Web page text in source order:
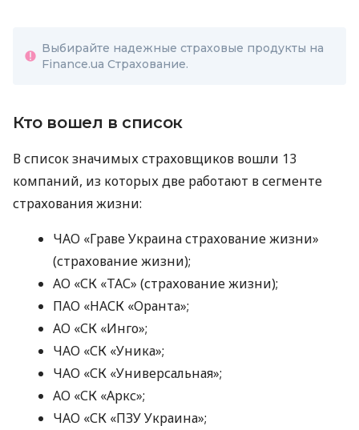
Выбирайте надежные страховые продукты на
Finance.ua Страхование.
Кто вошел в список
В список значимых страховщиков вошли 13
компаний, из которых две работают в сегменте
страхования жизни:
ЧАО «Граве Украина страхование жизни»
(страхование жизни);
АО «СК «ТАС» (страхование жизни);
ПАО «НАСК «Оранта»;
АО «СК «Инго»;
ЧАО «СК «Уника»;
ЧАО «СК «Универсальная»;
АО «СК «Аркс»;
ЧАО «СК «ПЗУ Украина»;